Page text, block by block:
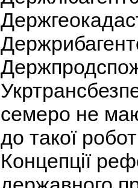
семеро не
до такої
Концепції